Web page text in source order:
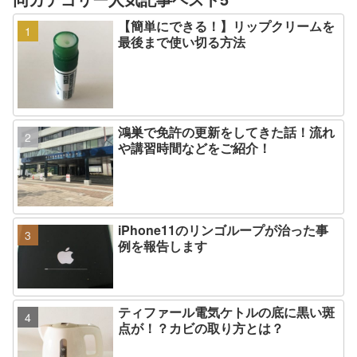
【簡単にできる！】リップクリームを
最後まで使い切る方法
鴻巣で免許の更新をしてきた話！流れ
や講習時間などをご紹介！
iPhone11のリンゴループが治った事
例を報告します
ティファール電気ケトルの底に黒い斑
点が！？カビの取り方とは？